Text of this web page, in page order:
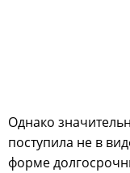
Однако
поступила не в
форме